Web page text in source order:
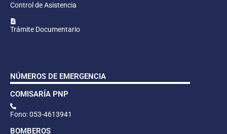
Control de Asistencia
Trámite Documentario
NÚMEROS DE EMERGENCIA
COMISARÍA PNP
Fono: 053-4613941
BOMBEROS